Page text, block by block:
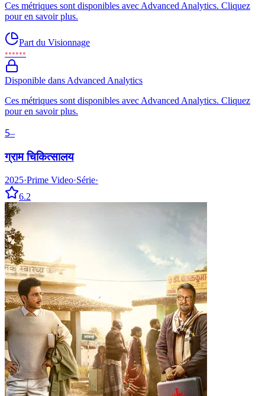
Ces métriques sont disponibles avec Advanced Analytics. Cliquez
pour en savoir plus.
Part du Visionnage
••••••
Disponible dans Advanced Analytics
Ces métriques sont disponibles avec Advanced Analytics. Cliquez
pour en savoir plus.
5–
ग्राम चिकित्सालय
2025·Prime Video·Série·
6.2